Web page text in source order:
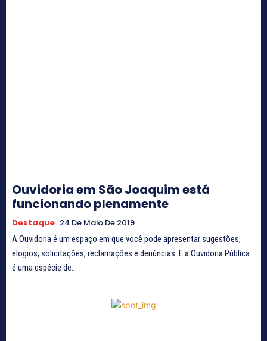
Ouvidoria em São Joaquim está
funcionando plenamente
Destaque 24 De Maio De 2019
A Ouvidoria é um espaço em que você pode apresentar sugestões,
elogios, solicitações, reclamações e denúncias. E a Ouvidoria Pública
é uma espécie de...